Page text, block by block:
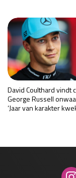
David Coulthard vindt
George Russell
‘Jaar van karakter